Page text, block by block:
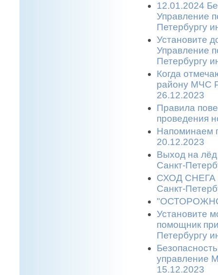
12.01.2024
Управление
Петербургу
Установите
Управление
Петербургу
Когда
району МЧС
26.12.2023
Правила
проведения
Напоминаем
20.12.2023
Выход на
Санкт-
СХОД СНЕГА
Санкт-
Установите
помощник
Петербургу
управление
15.12.2023